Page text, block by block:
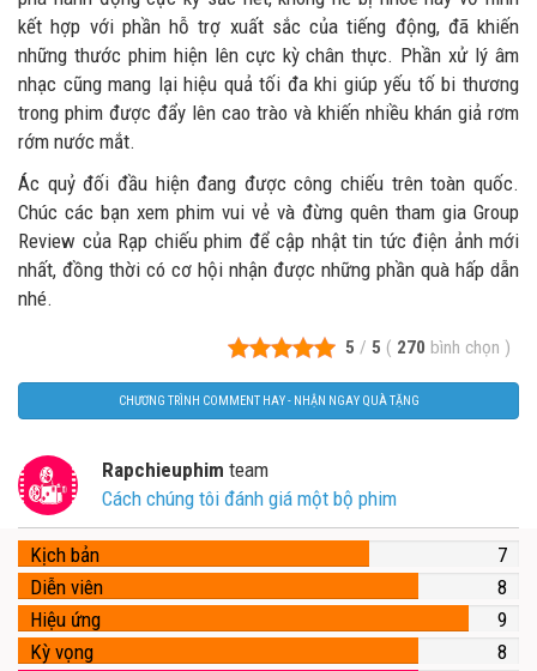
kết hợp với phần hỗ trợ xuất sắc của tiếng động, đã khiến
những thước phim hiện lên cực kỳ chân thực. Phần xử lý âm
nhạc cũng mang lại hiệu quả tối đa khi giúp yếu tố bi thương
trong phim được đẩy lên cao trào và khiến nhiều khán giả rơm
rớm nước mắt.
Ác quỷ đối đầu hiện đang được công chiếu trên toàn quốc.
Chúc các bạn xem phim vui vẻ và đừng quên tham gia Group
Review của Rạp chiếu phim để cập nhật tin tức điện ảnh mới
nhất, đồng thời có cơ hội nhận được những phần quà hấp dẫn
nhé.
5 / 5 ( 270 bình chọn )
CHƯƠNG TRÌNH COMMENT HAY - NHẬN NGAY QUÀ TẶNG
Rapchieuphim team
Cách chúng tôi đánh giá một bộ phim
Kịch bản
7
Diễn viên
8
Hiệu ứng
9
Kỳ vọng
8